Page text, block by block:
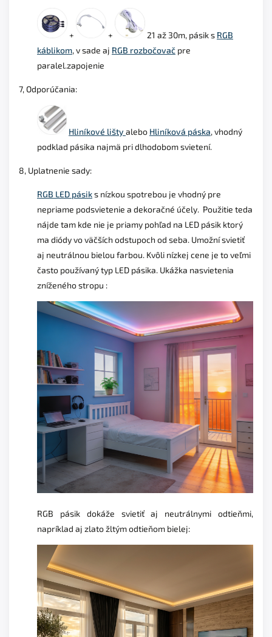
+ + 21 až 30m, pásik s RGB
káblikom, v sade aj RGB rozbočovač pre
paralel.zapojenie
7, Odporúčania:
Hliníkové lišty alebo Hliníková páska, vhodný
podklad pásika najmä pri dlhodobom svietení.
8, Uplatnenie sady:
RGB LED pásiks nízkou spotrebou je vhodný pre
nepriame podsvietenie a dekoračné účely. Použitie teda
nájde tam kde nie je priamy pohľad na LED pásik ktorý
ma diódy vo väčších odstupoch od seba. Umožní svietiť
aj neutrálnou bielou farbou. Kvôli nízkej cene je to veľmi
často používaný typ LED pásika. Ukážka nasvietenia
zníženého stropu :
RGB pásik dokáže svietiť aj neutrálnymi odtieňmi,
napríklad aj zlato žltým odtieňom bielej: